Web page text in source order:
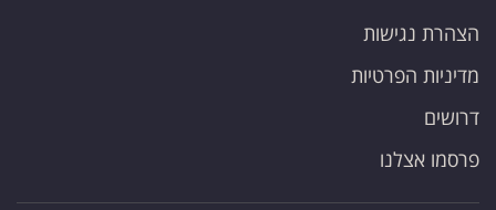
הצהרת נגישות
מדיניות הפרטיות
דרושים
פרסמו אצלנו